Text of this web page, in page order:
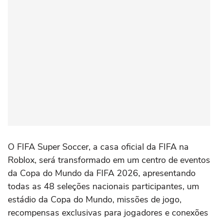
O FIFA Super Soccer, a casa oficial da FIFA na
Roblox, será transformado em um centro de eventos
da Copa do Mundo da FIFA 2026, apresentando
todas as 48 seleções nacionais participantes, um
estádio da Copa do Mundo, missões de jogo,
recompensas exclusivas para jogadores e conexões